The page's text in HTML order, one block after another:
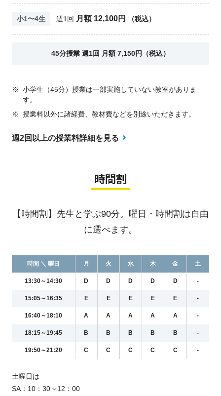
小1〜4生 週1回 月額 12,100円 （税込）
45分授業 週1回 月額 7,150円（税込）
※
小学生（45分）授業は一部実施していない教室がありま
す。
※
授業料以外に諸経費、教材費などを別途いただきます。
週2回以上の授業料詳細を見る
時間割
【時間割】先生と学ぶ90分。曜日・時間割は自由
に選べます。
時間 ＼ 曜日 月 火 水 木 金 土
13:30～14:30 D D D D D -
15:05～16:35 E E E E E -
16:40～18:10 A A A A A -
18:15～19:45 B B B B B -
19:50～21:20 C C C C C -
土曜日は
SA：10：30～12：00